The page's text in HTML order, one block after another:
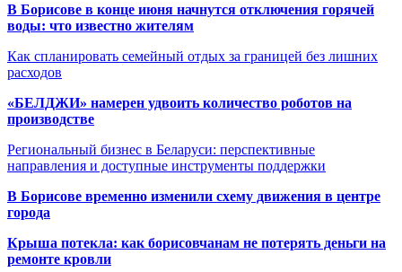
В Борисове в конце июня начнутся отключения горячей
воды: что известно жителям
Как спланировать семейный отдых за границей без лишних
расходов
«БЕЛДЖИ» намерен удвоить количество роботов на
производстве
Региональный бизнес в Беларуси: перспективные
направления и доступные инструменты поддержки
В Борисове временно изменили схему движения в центре
города
Крыша потекла: как борисовчанам не потерять деньги на
ремонте кровли